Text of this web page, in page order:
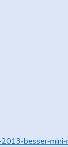
besser-mini-